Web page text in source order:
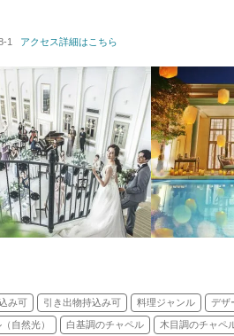
会式(キリスト教式)
1 アクセス詳細はこちら
み可 引き出物持込み可 料理ジャンル デザ
自然光） 白基調のチャペル 木目調のチャペ